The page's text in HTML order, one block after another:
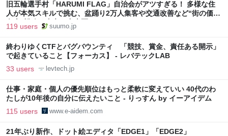
旧五輪選手村「HARUMI FLAG」自治会がアツすぎる！ 多様な住
人が本気スキルで挑む、盆踊り2万人集客や交通改善など“街の価値
向上”戦略 東京・中央区
119 users suumo.jp
終わりゆくCTFとバグバウンティ 「競技、賞金、責任ある開示」
で起きていること【フォーカス】 - レバテックLAB
33 users levtech.jp
仕事・家庭・個人の優先順位はもっと柔軟に変えていい 40代のわ
たしが10年後の自分に伝えたいこと - りっすん by イーアイデム
115 users www.e-aidem.com
21年ぶり新作、ドット絵エディタ「EDGE1」「EDGE2」